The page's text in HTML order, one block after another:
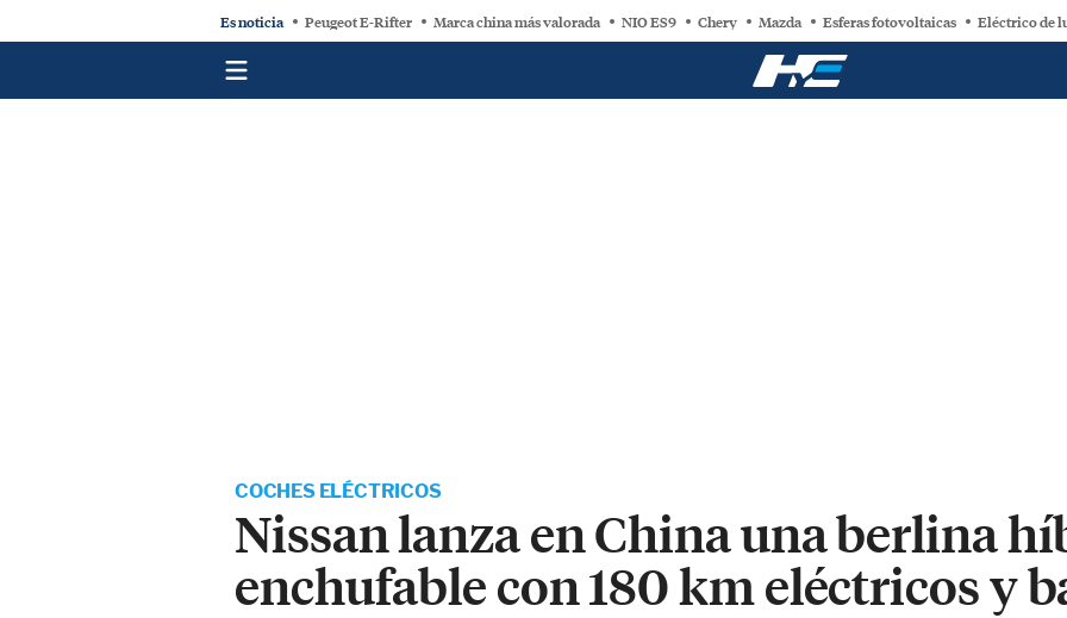
Es noticia Peugeot E-Rifter Marca china más valorada NIO ES9 Chery Mazda Esferas fotovoltaicas Eléctrico de
COCHES ELÉCTRICOS
Nissan lanza en China una berlina
enchufable con 180 km eléctricos y